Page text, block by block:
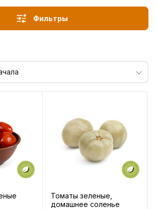
Фильтры
Томаты зеленые,
домашнее соленье